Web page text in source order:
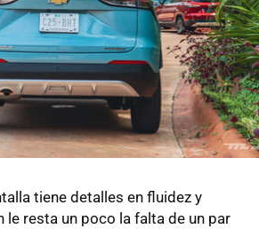
tiene detalles en fluidez y
le resta un poco la falta de un par